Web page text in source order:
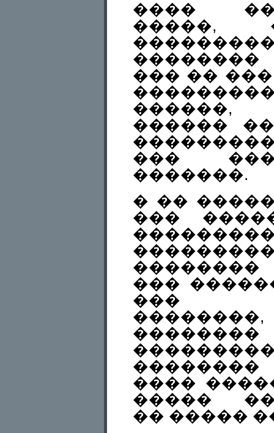
����
�����,
��� ��
������,
������
���
�������.
� ��
���
���
���
����
�����
�� �����